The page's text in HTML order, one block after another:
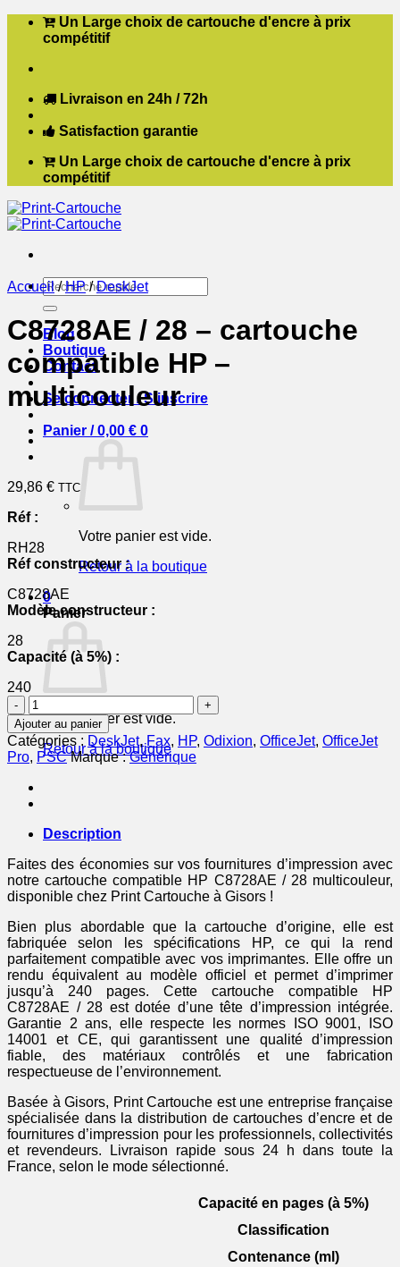
Passer Un Large choix de cartouche d'encre à prix
compétitif
Livraison en 24h / 72h
Satisfaction garantie
Un Large choix de cartouche d'encre à prix
compétitif
Recherche
pour :
Blog
Boutique
Contact
Se connecter / S’inscrire
Panier /0,00 € 0
Votre panier est vide.
Retour à la boutique
0
Panier
Votre panier est vide.
Retour à la boutique
Accueil / HP / DeskJet
C8728AE / 28 – cartouche
compatible HP –
multicouleur
29,86 € TTC
Réf :
RH28
Réf constructeur :
C8728AE
Modèle constructeur :
28
Capacité (à 5%) :
240
quantité
de
C8728AE
/
28
-
cartouche
HP
multicouleur
Ajouter au panier
Catégories : DeskJet,Fax, HP, Odixion, OfficeJet, OfficeJet
Pro, PSC Marque :Générique
Description
Faites des économies sur vos fournitures d’impression avec
notre cartouche compatible HP C8728AE / 28 multicouleur,
disponible chez Print Cartouche à Gisors !
Bien plus abordable que la cartouche d’origine, elle est
fabriquée selon les spécifications HP, ce qui la rend
parfaitement compatible avec vos imprimantes. Elle offre un
rendu équivalent au modèle officiel et permet d’imprimer
jusqu’à 240 pages. Cette cartouche compatible HP
C8728AE / 28 est dotée d’une tête d’impression intégrée.
Garantie 2 ans, elle respecte les normes ISO 9001, ISO
14001 et CE, qui garantissent une qualité d’impression
fiable, des matériaux contrôlés et une fabrication
respectueuse de l’environnement.
Basée à Gisors, Print Cartouche est une entreprise française
spécialisée dans la distribution de cartouches d’encre et de
fournitures d’impression pour les professionnels, collectivités
et revendeurs. Livraison rapide sous 24 h dans toute la
France, selon le mode sélectionné.
Capacité en pages (à 5%)
Classification
Contenance (ml)